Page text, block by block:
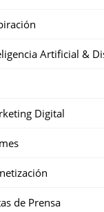
Artificial &
Digital
de Prensa